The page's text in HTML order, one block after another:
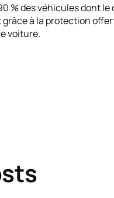
% des véhicules dont
grâce à la protection
voiture.